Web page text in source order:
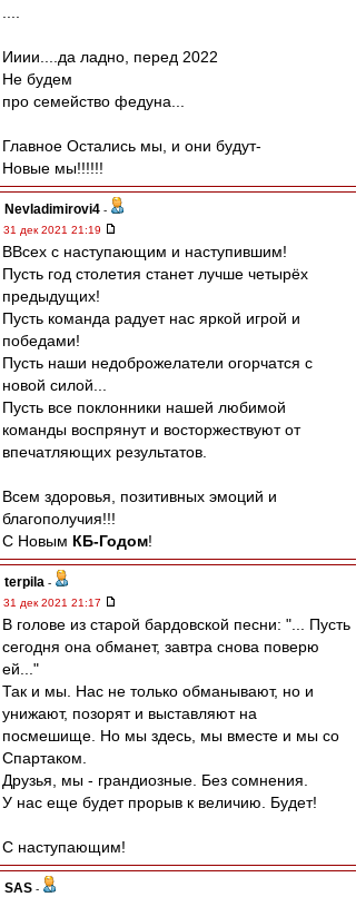
Ииии....да ладно, перед 2022
Не будем
про семейство федуна...
Главное Остались мы, и они будут-
Новые мы!!!!!!
Nevladimirovi4 -
31 дек 2021 21:19
ВВсех с наступающим и наступившим!
Пусть год столетия станет лучше четырёх
предыдущих!
Пусть команда радует нас яркой игрой и
победами!
Пусть наши недоброжелатели огорчатся с
новой силой...
Пусть все поклонники нашей любимой
команды воспрянут и восторжествуют от
впечатляющих результатов.
Всем здоровья, позитивных эмоций и
благополучия!!!
С Новым КБ-Годом!
terpila -
31 дек 2021 21:17
В голове из старой бардовской песни: "... Пусть
сегодня она обманет, завтра снова поверю
ей..."
Так и мы. Нас не только обманывают, но и
унижают, позорят и выставляют на
посмешище. Но мы здесь, мы вместе и мы со
Спартаком.
Друзья, мы - грандиозные. Без сомнения.
У нас еще будет прорыв к величию. Будет!
С наступающим!
SAS -